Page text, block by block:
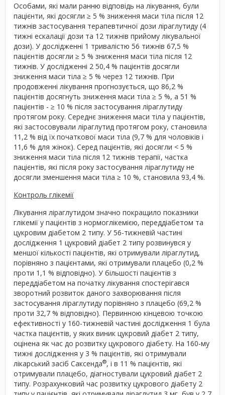
Особами, які мали ранню відповідь на лікування, були
пацієнти, які досягли ≥ 5 % зниження маси тіла після 12
тижнів застосування терапевтичної дози ліраглутиду (4
тижні ескалації дози та 12 тижнів прийому лікувальної
дози). У дослідженні 1 тривалістю 56 тижнів 67,5 %
пацієнтів досягли ≥ 5 % зниження маси тіла після 12
тижнів. У дослідженні 2 50,4 % пацієнтів досягли
зниження маси тіла ≥ 5 % через 12 тижнів. При
продовженні лікування прогнозується, що 86,2 %
пацієнтів досягнуть зниження маси тіла ≥ 5 %, а 51 %
пацієнтів - ≥ 10 % після застосування ліраглутиду
протягом року. Середнє зниження маси тіла у пацієнтів,
які застосовували ліраглутид протягом року, становила
11,2 % від їх початкової маси тіла (9,7 % для чоловіків і
11,6 % для жінок). Серед пацієнтів, які досягли < 5 %
зниження маси тіла після 12 тижнів терапії, частка
пацієнтів, які після року застосування ліраглутиду не
досягли зменшення маси тіла ≥ 10 %, становила 93,4 %.
Контроль глікемії
Лікування ліраглутидом значно покращило показники
глікемії у пацієнтів з нормоглікемією, переддіабетом та
цукровим діабетом 2 типу. У 56-тижневій частині
дослідження 1 цукровий діабет 2 типу розвинувся у
меншої кількості пацієнтів, які отримували ліраглутид,
порівняно з пацієнтами, які отримували плацебо (0,2 %
проти 1,1 % відповідно). У більшості пацієнтів з
переддіабетом на початку лікування спостерігався
зворотний розвиток даного захворювання після
застосування ліраглутиду порівняно з плацебо (69,2 %
проти 32,7 % відповідно). Первинною кінцевою точкою
ефективності у 160-тижневій частині дослідження 1 була
частка пацієнтів, у яких виник цукровий діабет 2 типу,
оцінена як час до розвитку цукрового діабету. На 160-му
тижні дослідження у 3 % пацієнтів, які отримували
лікарський засіб Саксенда®, і в 11 % пацієнтів, які
отримували плацебо, діагностували цукровий діабет 2
типу. Розрахунковий час розвитку цукрового діабету 2